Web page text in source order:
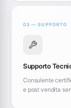
03 — SUPPORTO
Supporto
Consulente
e post vendita